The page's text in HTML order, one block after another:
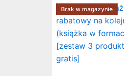
Brak w magazynie